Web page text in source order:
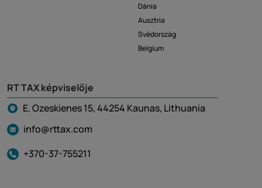
Dánia
Ausztria
Svédország
Belgium
RT TAX képviselője
E. Ozeskienes 15, 44254 Kaunas, Lithuania
info@rttax.com
+370-37-755211